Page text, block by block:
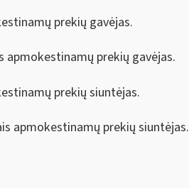
prekių gavėjas.
apmokestinamų prekių gavėjas.
prekių siuntėjas.
apmokestinamų prekių siuntėjas.